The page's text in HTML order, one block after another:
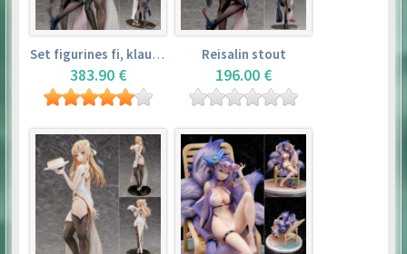
Set figurines fi, klaudia valentz, reisalin stout
383.90 €
Reisalin stout
196.00 €